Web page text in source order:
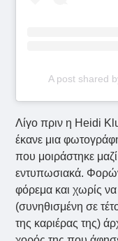
A post shared
Λίγο πριν η Heidi
έκανε μια
που μοιράστηκε
εντυπωσιακά.
φόρεμα και χωρίς να
(συνηθισμένη σε
της καριέρας της)